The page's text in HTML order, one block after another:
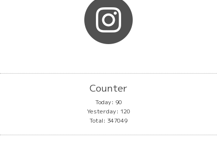
Counter
Today: 90
Yesterday: 120
Total: 347049